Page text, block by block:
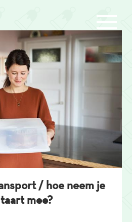
/ hoe neem je
mee?